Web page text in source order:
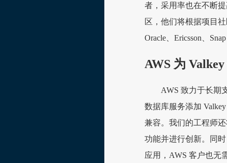
者，采用率也在不断
区，他们将根据项目
Oracle、Ericsson、
AWS 为
AWS 致力于长期
数据库服务添加
兼容。我们的工程师
功能并进行创新。同
应用，AWS 客户也无